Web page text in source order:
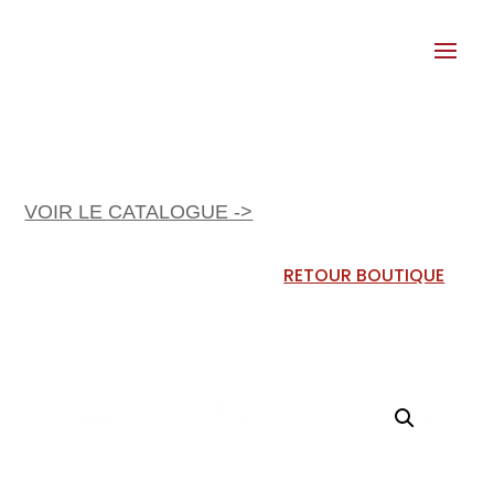
VOIR LE CATALOGUE ->
RETOUR BOUTIQUE